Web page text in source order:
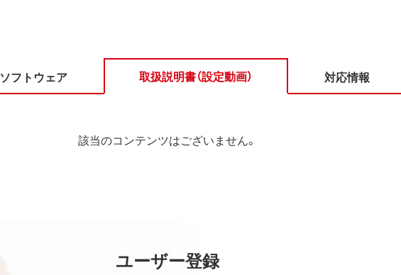
ソフトウェア 取扱説明書（設定動画） 対応情報
該当のコンテンツはございません。
ユーザー登録